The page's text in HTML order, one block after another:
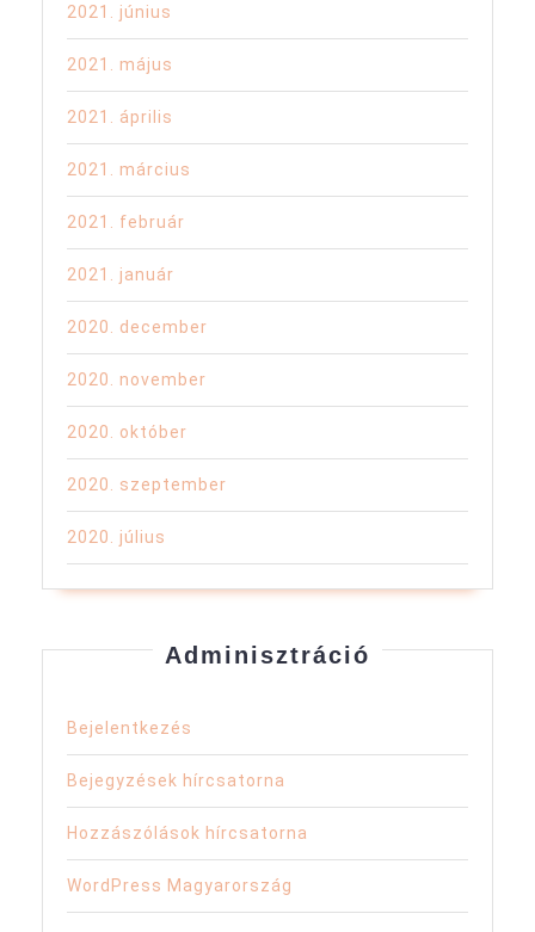
2021. június
2021. május
2021. április
2021. március
2021. február
2021. január
2020. december
2020. november
2020. október
2020. szeptember
2020. július
Adminisztráció
Bejelentkezés
Bejegyzések hírcsatorna
Hozzászólások hírcsatorna
WordPress Magyarország